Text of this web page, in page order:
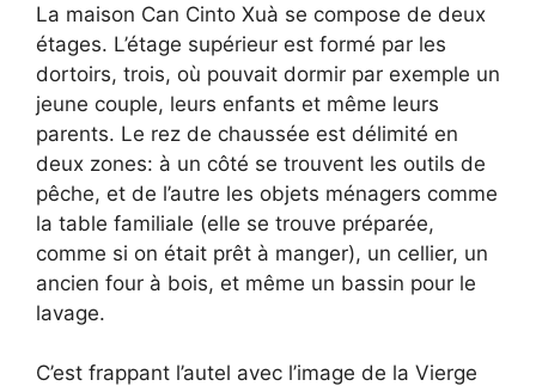
La maison Can Cinto Xuà se compose de deux
étages. L’étage supérieur est formé par les
dortoirs, trois, où pouvait dormir par exemple un
jeune couple, leurs enfants et même leurs
parents. Le rez de chaussée est délimité en
deux zones: à un côté se trouvent les outils de
pêche, et de l’autre les objets ménagers comme
la table familiale (elle se trouve préparée,
comme si on était prêt à manger), un cellier, un
ancien four à bois, et même un bassin pour le
lavage.
C’est frappant l’autel avec l’image de la Vierge